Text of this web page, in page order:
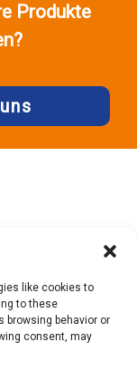
like cookies to
to these
browsing behavior or
consent, may
Produkte